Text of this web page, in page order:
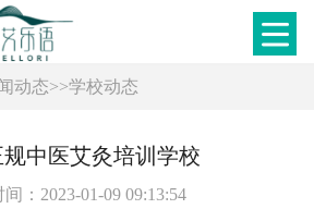
动态>>学校动态
中医艾灸培训学校
：2023-01-09 09:13:54